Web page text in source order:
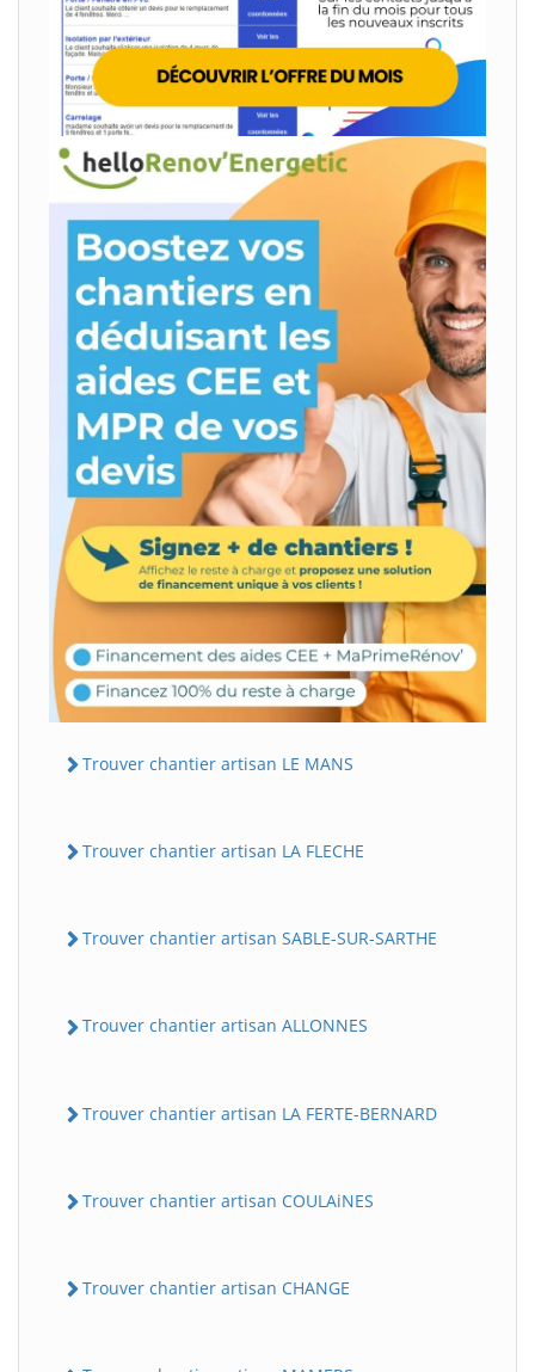
Trouver chantier artisan LE MANS
Trouver chantier artisan LA FLECHE
Trouver chantier artisan SABLE-SUR-SARTHE
Trouver chantier artisan ALLONNES
Trouver chantier artisan LA FERTE-BERNARD
Trouver chantier artisan COULAiNES
Trouver chantier artisan CHANGE